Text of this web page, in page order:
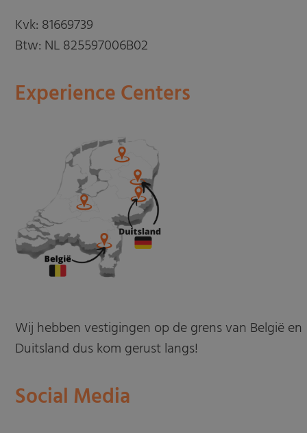
Kvk: 81669739
Btw: NL 825597006B02
Experience Centers
Wij hebben vestigingen op de grens van België en
Duitsland dus kom gerust langs!
Social Media